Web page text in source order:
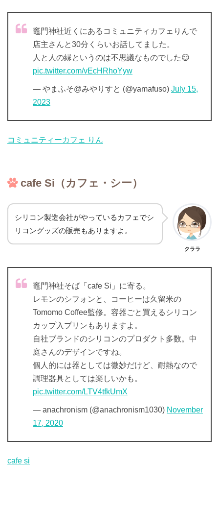
竈門神社近くにあるコミュニティカフェりんで
店主さんと30分くらいお話してました。
人と人の縁というのは不思議なものでした😌
pic.twitter.com/vEcHRhoYyw
— やまふそ@みやりすと (@yamafuso) July 15,
2023
コミュニティーカフェ りん
cafe Si（カフェ・シー）
シリコン製造会社がやっているカフェでシ
リコングッズの販売もありますよ。
クララ
竈門神社そば「cafe Si」に寄る。
レモンのシフォンと、コーヒーは久留米の
Tomomo Coffee監修。容器ごと買えるシリコン
カップ入プリンもありますよ。
自社ブランドのシリコンのプロダクト多数。中
庭さんのデザインですね。
個人的には器としては微妙だけど、耐熱なので
調理器具としては楽しいかも。
pic.twitter.com/LTV4tfkUmX
— anachronism (@anachronism1030) November
17, 2020
cafe si